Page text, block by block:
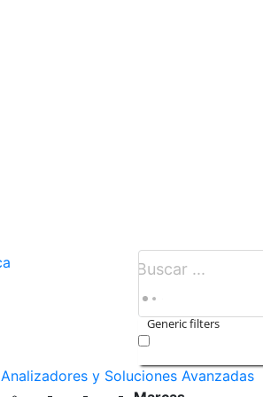
Generic filters
Analizadores y Soluciones Avanzadas